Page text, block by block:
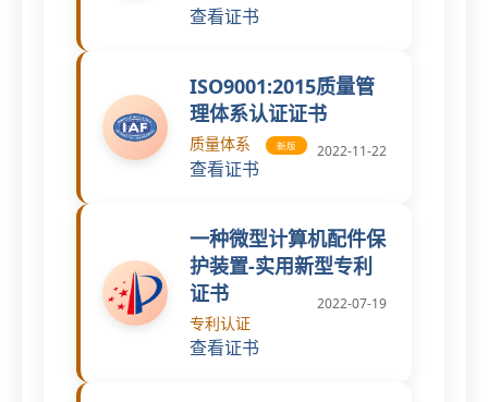
查看证书
2022-11-22
ISO9001:2015质量管
理体系认证证书
质量体系 新版
查看证书
2022-07-19
一种微型计算机配件保
护装置-实用新型专利
证书
专利认证
查看证书